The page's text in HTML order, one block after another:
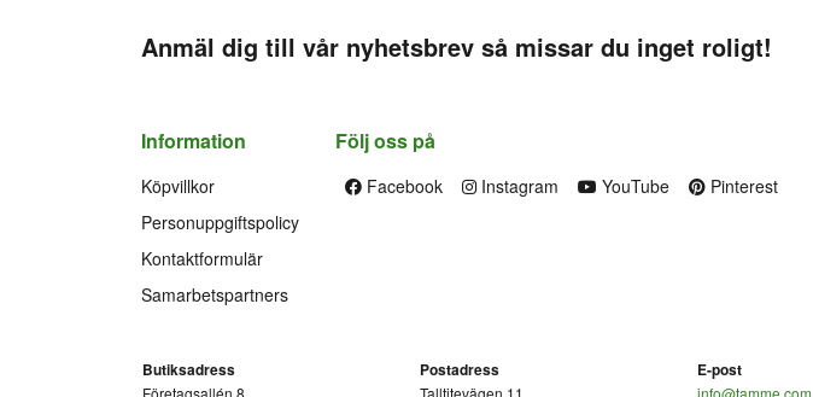
Anmäl dig till vår nyhetsbrev så missar du inget roligt!
Information
Köpvillkor
Personuppgiftspolicy
Kontaktformulär
Samarbetspartners
Följ oss på
Facebook Instagram YouTube Pinterest
Butiksadress
Företagsallén 8
Postadress
Talltitevägen 11
E-post
info@tamme.com